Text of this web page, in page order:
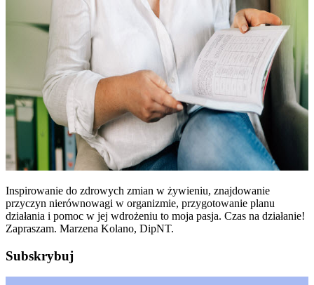
Inspirowanie do zdrowych zmian w żywieniu, znajdowanie
przyczyn nierównowagi w organizmie, przygotowanie planu
działania i pomoc w jej wdrożeniu to moja pasja. Czas na działanie!
Zapraszam. Marzena Kolano, DipNT.
Subskrybuj